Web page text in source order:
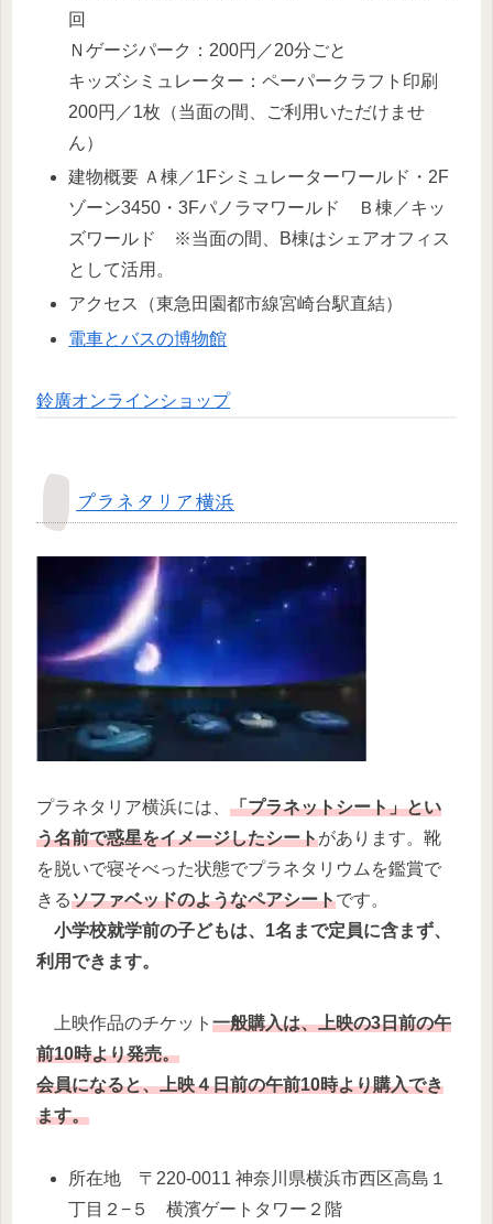
回
Ｎゲージパーク：200円／20分ごと
キッズシミュレーター：ペーパークラフト印刷
200円／1枚（当面の間、ご利用いただけませ
ん）
建物概要 Ａ棟／1Fシミュレーターワールド・2F
ゾーン3450・3Fパノラマワールド Ｂ棟／キッ
ズワールド ※当面の間、B棟はシェアオフィス
として活用。
アクセス（東急田園都市線宮崎台駅直結）
電車とバスの博物館
鈴廣オンラインショップ
プラネタリア横浜
プラネタリア横浜には、 「プラネットシート」とい
う名前で惑星をイメージしたシートがあります。靴
を脱いで寝そべった状態でプラネタリウムを鑑賞で
きるソファベッドのようなペアシートです。
小学校就学前の子どもは、1名まで定員に含まず、
利用できます。
上映作品のチケット 一般購入は、上映の3日前の午
前10時より発売。
会員になると、上映４日前の午前10時より購入でき
ます。
所在地 〒220-0011 神奈川県横浜市西区高島１
丁目２−５ 横濱ゲートタワー２階